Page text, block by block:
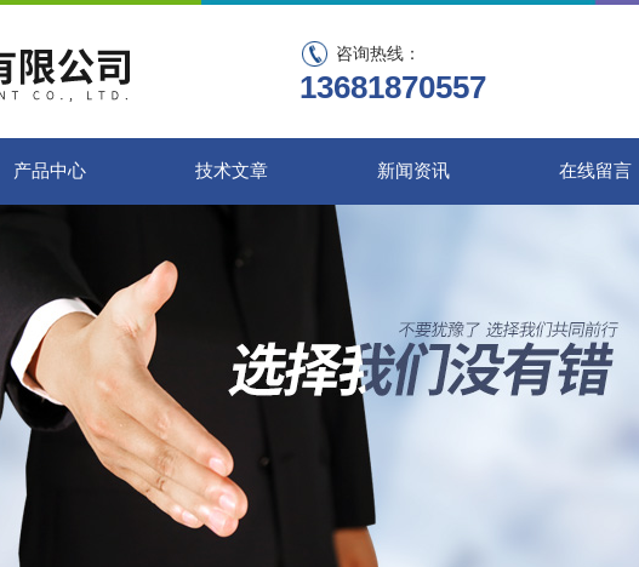
咨询热线：
13681870557
产品中心 技术文章 新闻资讯 在线留言